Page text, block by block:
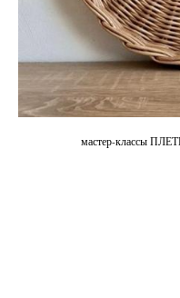
мастер-классы